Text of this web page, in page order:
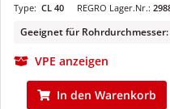
REGRO Lager.Nr.:
Type: CL 40
Geeignet für
VPE anzeigen
In den Warenkorb